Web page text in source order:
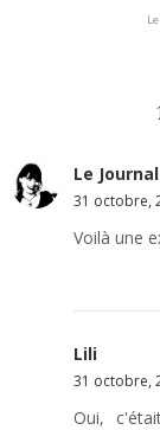
Le
31 octobre,
Voilà une
Lili
31 octobre,
Oui,